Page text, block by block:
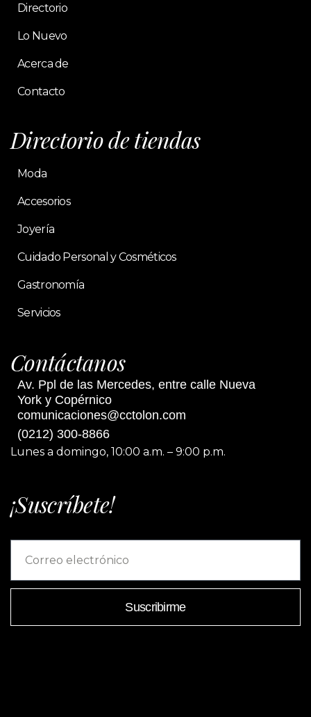
Directorio
Lo Nuevo
Acerca de
Contacto
Directorio de tiendas
Moda
Accesorios
Joyería
Cuidado Personal y Cosméticos
Gastronomía
Servicios
Contáctanos
Av. Ppl de las Mercedes, entre calle Nueva
York y Copérnico
comunicaciones@cctolon.com
(0212) 300-8866
Lunes a domingo, 10:00 a.m. – 9:00 p.m.
¡Suscríbete!
Suscribirme